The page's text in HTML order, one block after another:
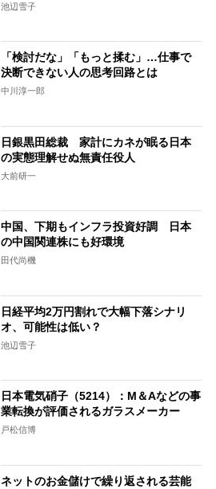
池辺雪子
「検討だな」「もっと揉む」…仕事で
決断できない人の思考回路とは
中川淳一郎
日銀黒田総裁 家計にカネが眠る日本
の実態理解せぬ無責任役人
大前研一
中国、下期もインフラ投資好調 日本
の中国関連株にも好環境
田代尚機
日経平均2万円割れで大幅下落シナリ
オ、可能性は低い？
池辺雪子
日本電気硝子（5214）：M＆Aなどの事
業転換が評価されるガラスメーカー
戸松信博
ネットのお金儲けで繰り返される芸能